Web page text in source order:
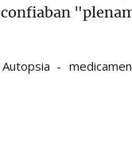
confiaban
Autopsia